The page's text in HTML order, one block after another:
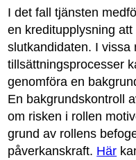
I det fall tjänsten
en kreditupplysning
slutkandidaten. I vissa
tillsättningsprocesser
genomföra en
En bakgrundskontroll
om risken i rollen
grund av rollens
påverkanskraft. Här